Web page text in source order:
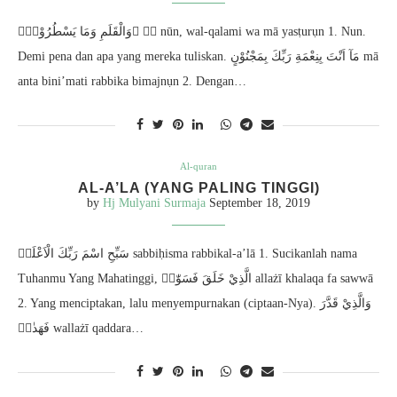
نۤ ۚوَالْقَلَمِ وَمَا يَسْطُرُوْنَۙ nūn, wal-qalami wa mā yasṭurụn 1. Nun.
Demi pena dan apa yang mereka tuliskan. مَآ اَنْتَ بِنِعْمَةِ رَبِّكَ بِمَجْنُوْنٍ mā
anta bini’mati rabbika bimajnụn 2. Dengan…
Al-quran
AL-A’LA (YANG PALING TINGGI)
by Hj Mulyani Surmaja September 18, 2019
سَبِّحِ اسْمَ رَبِّكَ الْاَعْلَىۙ sabbiḥisma rabbikal-a’lā 1. Sucikanlah nama
Tuhanmu Yang Mahatinggi, الَّذِيْ خَلَقَ فَسَوّٰىۖ allażī khalaqa fa sawwā
2. Yang menciptakan, lalu menyempurnakan (ciptaan-Nya). وَالَّذِيْ قَدَّرَ
فَهَدٰىۖ wallażī qaddara…